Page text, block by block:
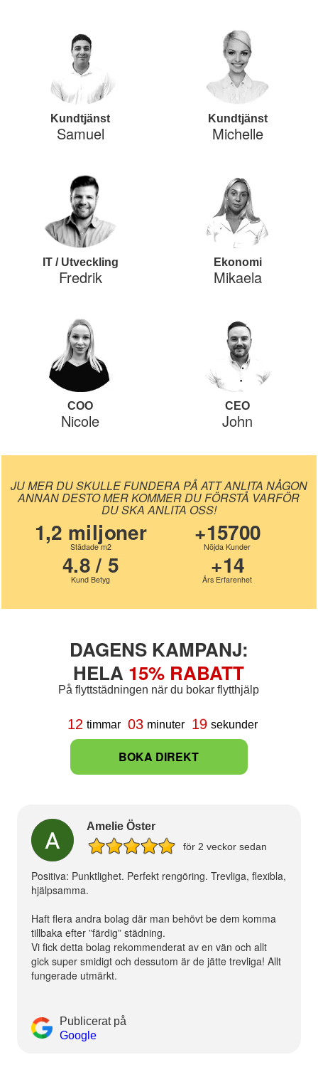
Kundtjänst
Samuel
Kundtjänst
Michelle
IT / Utveckling
Fredrik
Ekonomi
Mikaela
COO
Nicole
CEO
John
JU MER DU SKULLE FUNDERA PÅ ATT ANLITA NÅGON
ANNAN DESTO MER KOMMER DU FÖRSTÅ VARFÖR
DU SKA ANLITA OSS!
1,2 miljoner
Städade m2
+15700
Nöjda Kunder
4.8 / 5
Kund Betyg
+14
Års Erfarenhet
DAGENS KAMPANJ:
HELA 15% RABATT
På flyttstädningen när du bokar flytthjälp
12 timmar 03 minuter 18 sekunder
BOKA DIREKT
Amelie Öster
för 2 veckor sedan
Positiva: Punktlighet. Perfekt rengöring. Trevliga, flexibla,
hjälpsamma.
Haft flera andra bolag där man behövt be dem komma
tillbaka efter ”färdig” städning.
Vi fick detta bolag rekommenderat av en vän och allt
gick super smidigt och dessutom är de jätte trevliga! Allt
fungerade utmärkt.
Publicerat på
Google